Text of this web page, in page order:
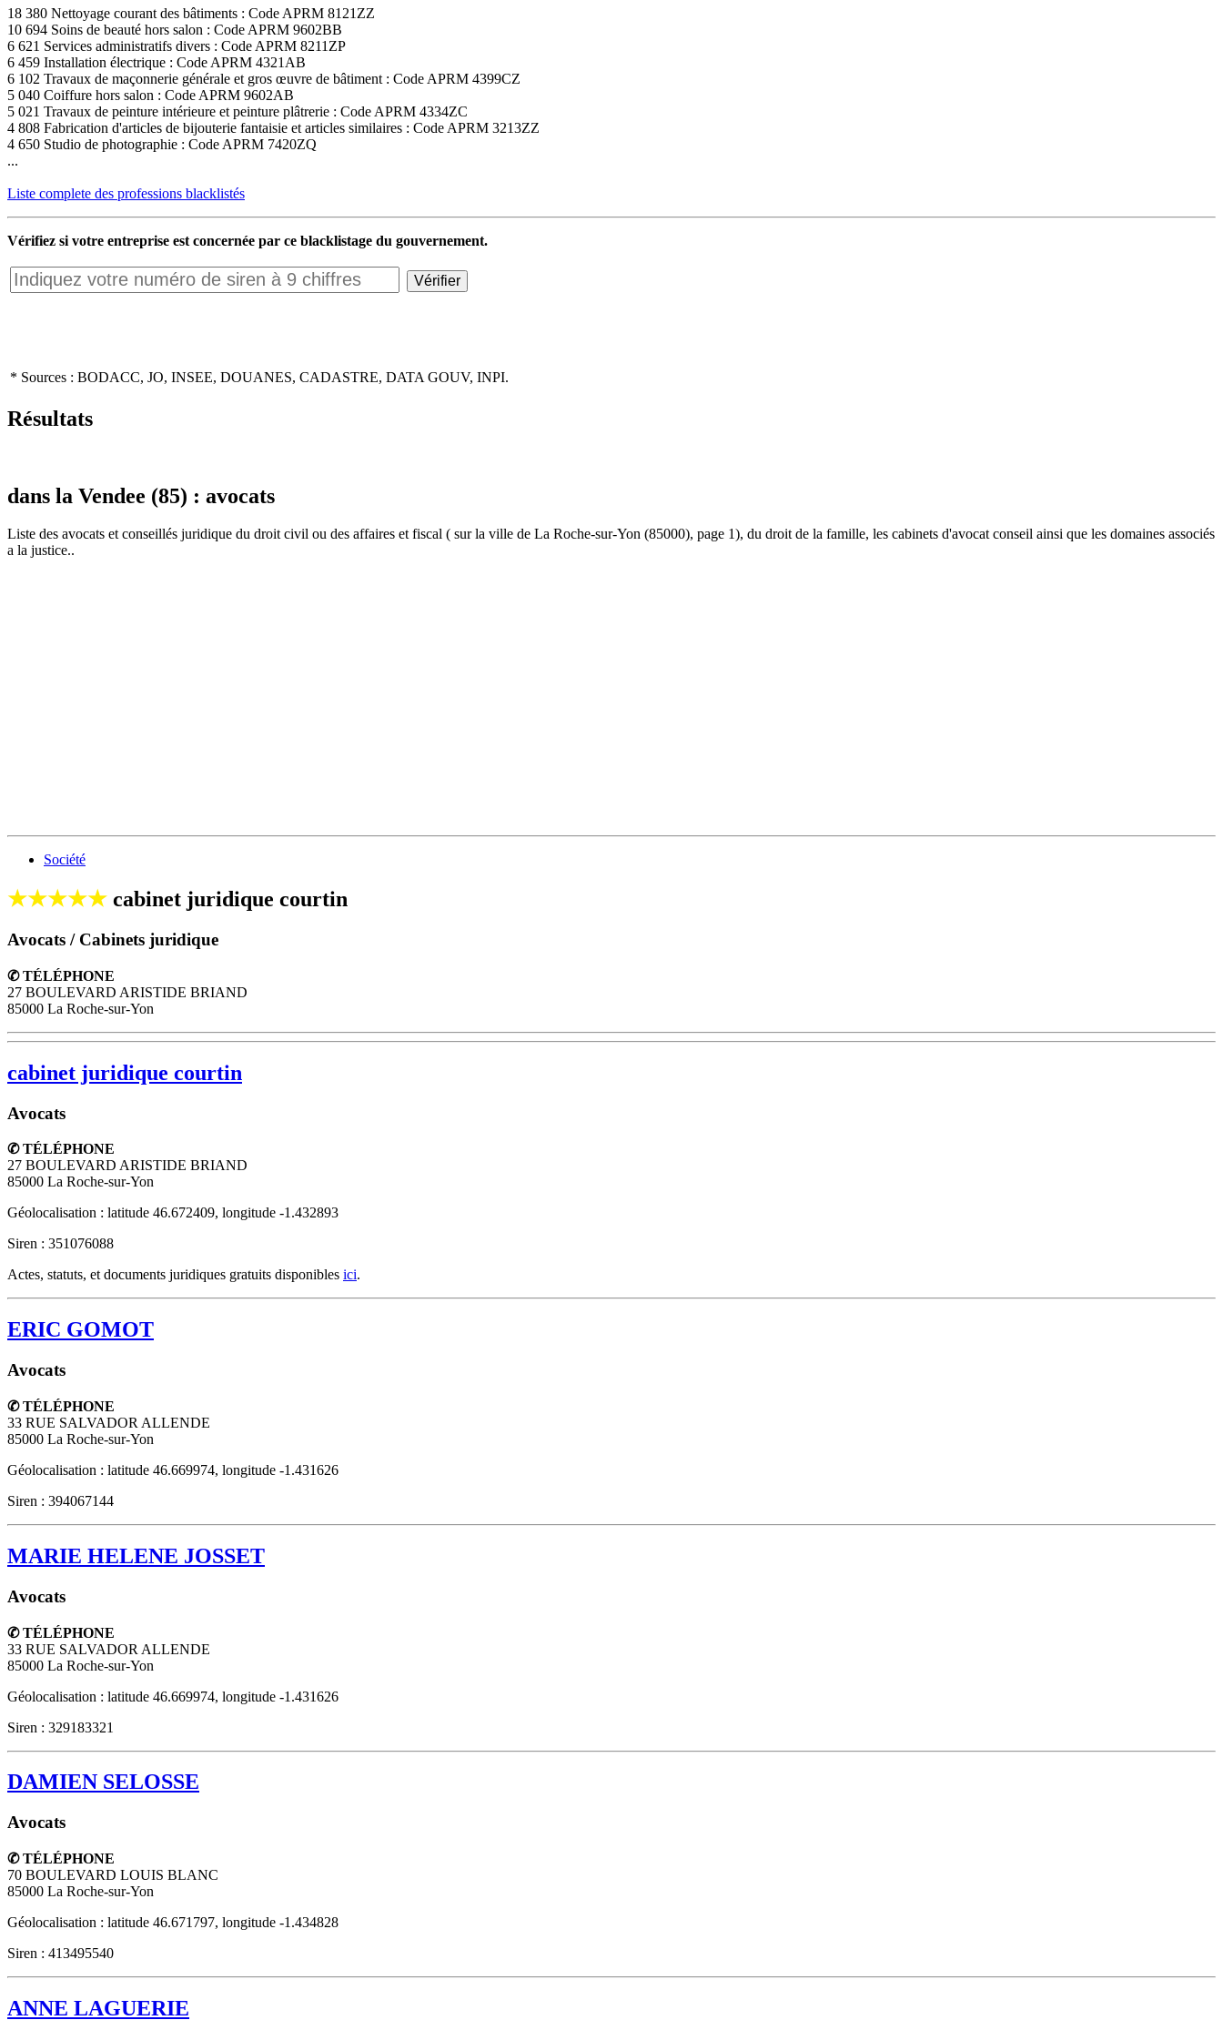
18 380 Nettoyage courant des bâtiments : Code APRM 8121ZZ
10 694 Soins de beauté hors salon : Code APRM 9602BB
6 621 Services administratifs divers : Code APRM 8211ZP
6 459 Installation électrique : Code APRM 4321AB
6 102 Travaux de maçonnerie générale et gros œuvre de bâtiment : Code APRM 4399CZ
5 040 Coiffure hors salon : Code APRM 9602AB
5 021 Travaux de peinture intérieure et peinture plâtrerie : Code APRM 4334ZC
4 808 Fabrication d'articles de bijouterie fantaisie et articles similaires : Code APRM 3213ZZ
4 650 Studio de photographie : Code APRM 7420ZQ
...
Liste complete des professions blacklistés
Vérifiez si votre entreprise est concernée par ce blacklistage du gouvernement.
* Sources : BODACC, JO, INSEE, DOUANES, CADASTRE, DATA GOUV, INPI.
Résultats
dans la Vendee (85) : avocats
Liste des avocats et conseillés juridique du droit civil ou des affaires et fiscal ( sur la ville de La Roche-sur-Yon (85000), page 1), du droit de la famille, les cabinets d'avocat conseil ainsi que les domaines associés
a la justice..
Société
★★★★★ cabinet juridique courtin
Avocats / Cabinets juridique
✆ TÉLÉPHONE
27 BOULEVARD ARISTIDE BRIAND
85000 La Roche-sur-Yon
cabinet juridique courtin
Avocats
✆ TÉLÉPHONE
27 BOULEVARD ARISTIDE BRIAND
85000 La Roche-sur-Yon
Géolocalisation : latitude 46.672409, longitude -1.432893
Siren : 351076088
Actes, statuts, et documents juridiques gratuits disponibles ici.
ERIC GOMOT
Avocats
✆ TÉLÉPHONE
33 RUE SALVADOR ALLENDE
85000 La Roche-sur-Yon
Géolocalisation : latitude 46.669974, longitude -1.431626
Siren : 394067144
MARIE HELENE JOSSET
Avocats
✆ TÉLÉPHONE
33 RUE SALVADOR ALLENDE
85000 La Roche-sur-Yon
Géolocalisation : latitude 46.669974, longitude -1.431626
Siren : 329183321
DAMIEN SELOSSE
Avocats
✆ TÉLÉPHONE
70 BOULEVARD LOUIS BLANC
85000 La Roche-sur-Yon
Géolocalisation : latitude 46.671797, longitude -1.434828
Siren : 413495540
ANNE LAGUERIE